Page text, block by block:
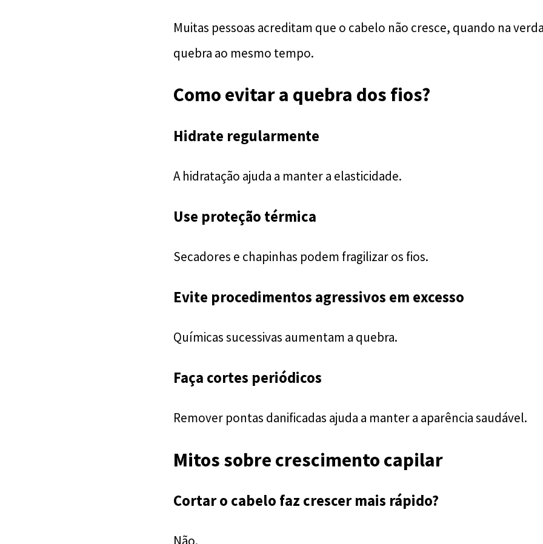
Muitas pessoas acreditam que o cabelo não cresce, quando na
quebra ao mesmo tempo.
Como evitar a quebra dos fios?
Hidrate regularmente
A hidratação ajuda a manter a elasticidade.
Use proteção térmica
Secadores e chapinhas podem fragilizar os fios.
Evite procedimentos agressivos em excesso
Químicas sucessivas aumentam a quebra.
Faça cortes periódicos
Remover pontas danificadas ajuda a manter a aparência saudável.
Mitos sobre crescimento capilar
Cortar o cabelo faz crescer mais rápido?